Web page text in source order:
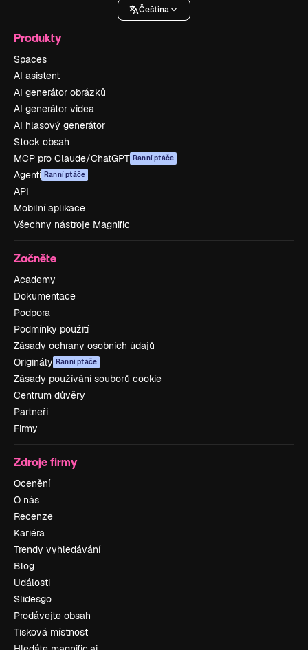
Čeština
Produkty
Spaces
AI asistent
AI generátor obrázků
AI generátor videa
AI hlasový generátor
Stock obsah
MCP pro Claude/ChatGPT Ranní ptáče
Agenti Ranní ptáče
API
Mobilní aplikace
Všechny nástroje Magnific
Začněte
Academy
Dokumentace
Podpora
Podmínky použití
Zásady ochrany osobních údajů
Originály Ranní ptáče
Zásady používání souborů cookie
Centrum důvěry
Partneři
Firmy
Zdroje firmy
Ocenění
O nás
Recenze
Kariéra
Trendy vyhledávání
Blog
Události
Slidesgo
Prodávejte obsah
Tisková místnost